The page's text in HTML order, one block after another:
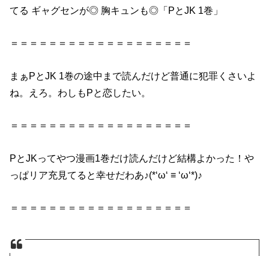
てる ギャグセンが◎ 胸キュンも◎「PとJK 1巻」
＝＝＝＝＝＝＝＝＝＝＝＝＝＝＝＝＝＝＝
まぁPとJK 1巻の途中まで読んだけど普通に犯罪くさいよ
ね。えろ。わしもPと恋したい。
＝＝＝＝＝＝＝＝＝＝＝＝＝＝＝＝＝＝＝
P とJKってやつ漫画1巻だけ読んだけど結構よかった！や
っぱリア充見てる と幸せだわあ♪(*‘ω‘ ≡ ‘ω‘*)♪
＝＝＝＝＝＝＝＝＝＝＝＝＝＝＝＝＝＝＝